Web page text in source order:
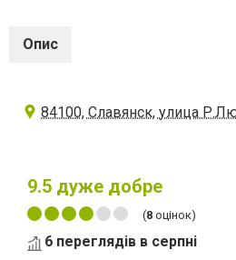
Опис
84100, Славянск, улица
9.5 дуже добре
(8 оцінок)
6 переглядів в серпні